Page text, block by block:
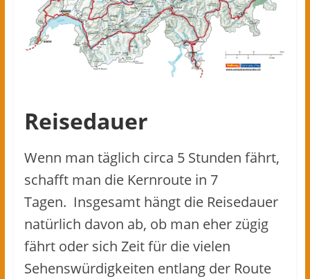
Reisedauer
Wenn man täglich circa 5 Stunden fährt,
schafft man die Kernroute in 7
Tagen. Insgesamt hängt die Reisedauer
natürlich davon ab, ob man eher zügig
fährt oder sich Zeit für die vielen
Sehenswürdigkeiten entlang der Route